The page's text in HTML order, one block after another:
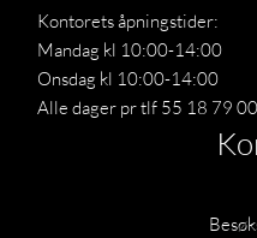
Kontorets åpningstider:
Mandag kl 10:00-14:00
Onsdag kl 10:00-14:00
Alle dager pr tlf 55 18 79